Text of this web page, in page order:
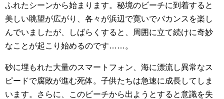
ふれたシーンから始まります。秘境のビーチに到着すると
美しい眺望が広がり、各々が浜辺で寛いでバカンスを楽し
んでいましたが、しばらくすると、周囲に立て続けに奇妙
なことが起こり始めるのです……。
砂に埋もれた大量のスマートフォン、海に漂流し異常なス
ピードで腐敗が進む死体。子供たちは急速に成長してしま
います。さらに、このビーチから出ようとすると意識を失